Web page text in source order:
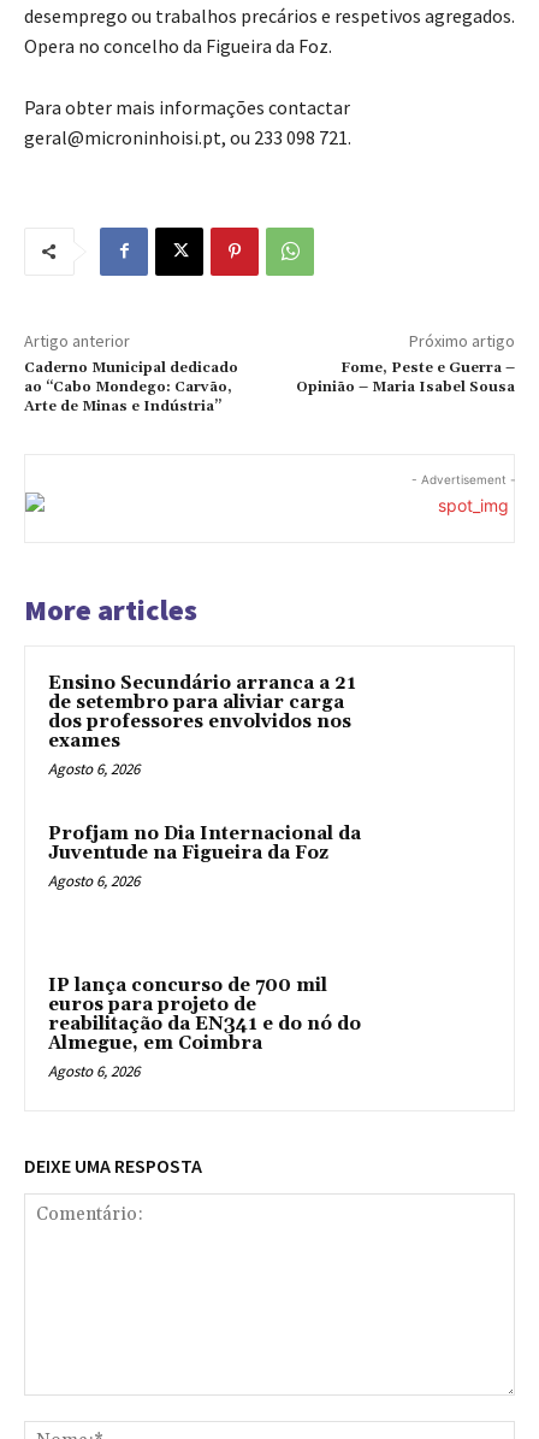
desemprego ou trabalhos precários e respetivos agregados.
Opera no concelho da Figueira da Foz.
Para obter mais informações contactar
geral@microninhoisi.pt, ou 233 098 721.
Artigo anterior
Caderno Municipal dedicado
ao “Cabo Mondego: Carvão,
Arte de Minas e Indústria”
Próximo artigo
Fome, Peste e Guerra –
Opinião – Maria Isabel Sousa
- Advertisement -
More articles
Ensino Secundário arranca a 21
de setembro para aliviar carga
dos professores envolvidos nos
exames
Agosto 6, 2026
Profjam no Dia Internacional da
Juventude na Figueira da Foz
Agosto 6, 2026
IP lança concurso de 700 mil
euros para projeto de
reabilitação da EN341 e do nó do
Almegue, em Coimbra
Agosto 6, 2026
DEIXE UMA RESPOSTA